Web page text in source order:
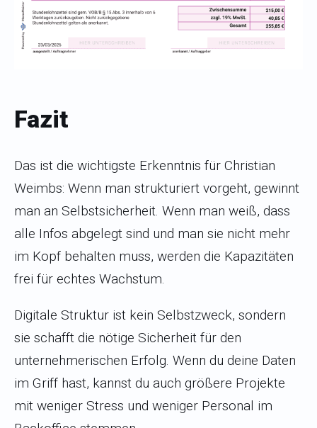
Fazit
Das ist die wichtigste Erkenntnis für Christian
Weimbs: Wenn man strukturiert vorgeht, gewinnt
man an Selbstsicherheit. Wenn man weiß, dass
alle Infos abgelegt sind und man sie nicht mehr
im Kopf behalten muss, werden die Kapazitäten
frei für echtes Wachstum.
Digitale Struktur ist kein Selbstzweck, sondern
sie schafft die nötige Sicherheit für den
unternehmerischen Erfolg. Wenn du deine Daten
im Griff hast, kannst du auch größere Projekte
mit weniger Stress und weniger Personal im